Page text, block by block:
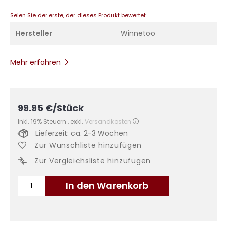
Seien Sie der erste, der dieses Produkt bewertet
Hersteller Winnetoo
Mehr erfahren
99.95 €/Stück
Inkl. 19% Steuern , exkl. Versandkosten
In den Warenkorb
Lieferzeit: ca. 2-3 Wochen
Zur Wunschliste hinzufügen
Zur Vergleichsliste hinzufügen